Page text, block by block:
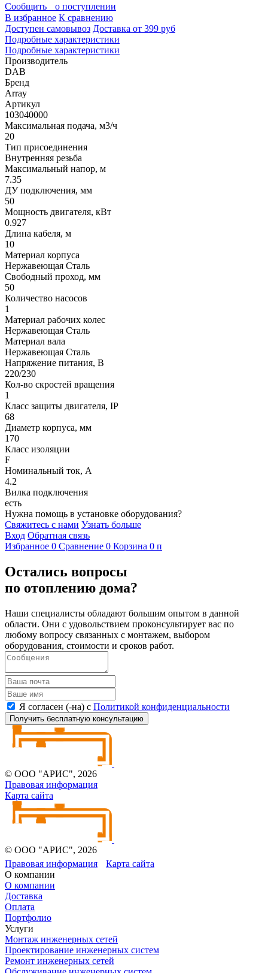
Сообщить о поступлении
В избранное К сравнению
Доступен самовывоз Доставка от 399 руб
Подробные характеристики
Подробные характеристики
Производитель
DAB
Бренд
Array
Артикул
103040000
Максимальная подача, м3/ч
20
Тип присоединения
Внутренняя резьба
Максимальный напор, м
7.35
ДУ подключения, мм
50
Мощность двигателя, кВт
0.927
Длина кабеля, м
10
Материал корпуса
Нержавеющая Сталь
Свободный проход, мм
50
Количество насосов
1
Материал рабочих колес
Нержавеющая Сталь
Материал вала
Нержавеющая Сталь
Напряжение питания, В
220/230
Кол-во скростей вращения
1
Класс защиты двигателя, IP
68
Диаметр корпуса, мм
170
Класс изоляции
F
Номинальный ток, А
4.2
Вилка подключения
есть
Нужна помощь в установке оборудования?
Свяжитесь с нами Узнать больше
Вход Обратная связь
Избранное 0 Сравнение 0 Корзина 0 п
Остались вопросы
по отоплению дома?
Наши специалисты обладают большим опытом в данной
области. Они с удовольствием проконсультирует вас по
любому вопросу связанных с монтажем, выбором
оборудования, стоимости и сроков работ.
Я согласен (-на) с Политикой конфиденциальности
Получить бесплатную консультацию
© ООО "АРИС", 2026
Правовая информация
Карта сайта
© ООО "АРИС", 2026
Правовая информация
Карта сайта
О компании
О компании
Доставка
Оплата
Портфолио
Услуги
Монтаж инженерных сетей
Проектирование инженерных систем
Ремонт инженерных сетей